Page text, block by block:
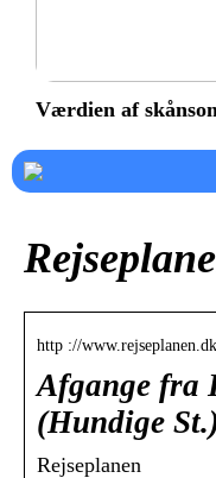
Værdien af
http ://
Afgange fra
(Hundige
Rejseplanen